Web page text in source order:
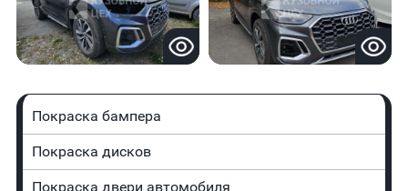
Покраска бампера
Покраска дисков
Покраска двери автомобиля